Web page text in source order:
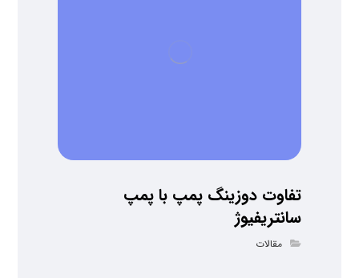
تفاوت دوزینگ پمپ با پمپ
سانتریفیوژ
مقالات